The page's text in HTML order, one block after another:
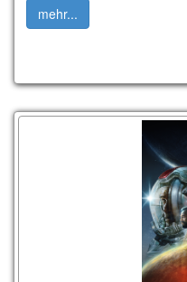
mehr...